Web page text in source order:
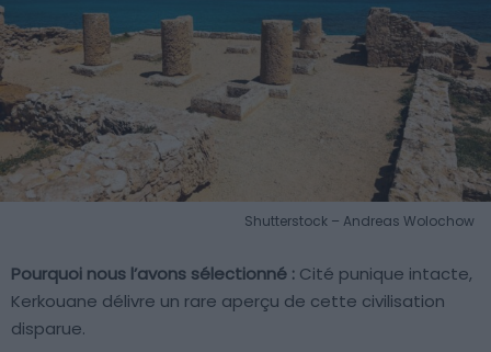
Shutterstock – Andreas Wolochow
Pourquoi nous l’avons sélectionné : Cité punique intacte,
Kerkouane délivre un rare aperçu de cette civilisation
disparue.